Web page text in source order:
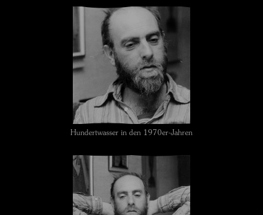
Hundertwasser in den 1970er-Jahren